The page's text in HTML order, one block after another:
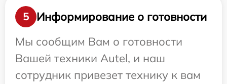
5
Информирование о готовности
Мы сообщим Вам о готовности
Вашей техники Autel, и наш
сотрудник привезет технику к вам